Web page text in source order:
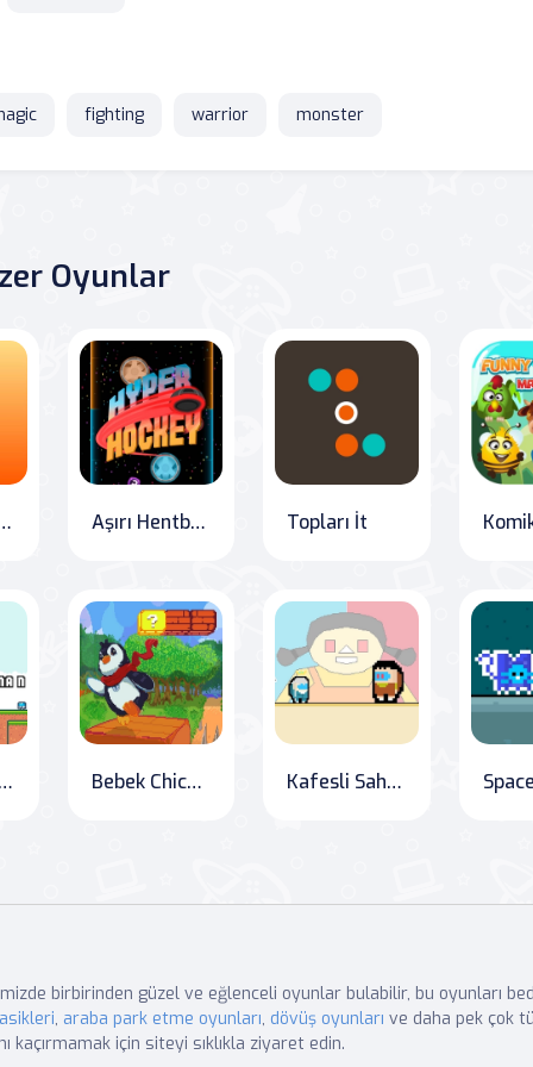
fighting warrior monster
Oyunlar
Sürüş Aşırı Hentbol - Hyper Hockey Topları İt
Adam Bebek Chicco'nun Maceraları Kafesli Sahte Kalamarın Altın Anahtarı
birbirinden güzel ve eğlenceli oyunlar bulabilir, bu oyunları
, araba park etme oyunları, dövüş oyunları ve daha pek çok
kaçırmamak için siteyi sıklıkla ziyaret edin.